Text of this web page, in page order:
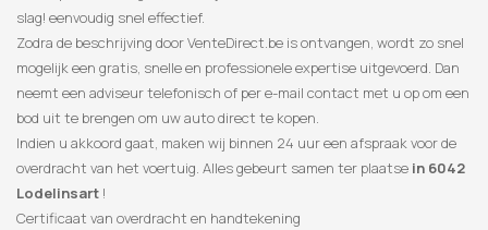
slag! eenvoudig snel effectief.
Zodra de beschrijving door VenteDirect.be is ontvangen, wordt zo snel
mogelijk een gratis, snelle en professionele expertise uitgevoerd. Dan
neemt een adviseur telefonisch of per e-mail contact met u op om een
​​bod uit te brengen om uw auto direct te kopen.
Indien u akkoord gaat, maken wij binnen 24 uur een afspraak voor de
overdracht van het voertuig. Alles gebeurt samen ter plaatse in 6042
Lodelinsart !
Certificaat van overdracht en handtekening